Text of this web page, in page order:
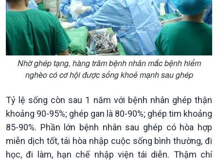
Nhờ ghép tạng, hàng trăm bệnh nhân mắc bệnh hiểm
nghèo có cơ hội được sống khoẻ mạnh sau ghép
Tỷ lệ sống còn sau 1 năm với bệnh nhân ghép thận
khoảng 90-95%; ghép gan là 80-90%; ghép tim khoảng
85-90%. Phần lớn bệnh nhân sau ghép có hòa hợp
miễn dịch tốt, tái hòa nhập cuộc sống bình thường, đi
học, đi làm, hạn chế nhập viện tái diễn. Thậm chí